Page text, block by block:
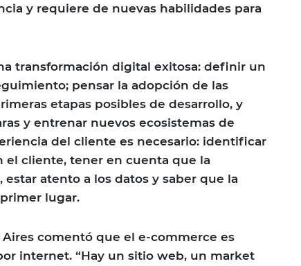
y requiere de nuevas habilidades para
transformación digital exitosa: definir un
pensar la adopción de las
etapas posibles de desarrollo, y
y entrenar nuevos ecosistemas de
del cliente es necesario: identificar
el cliente, tener en cuenta que la
atento a los datos y saber que la
lugar.
Aires comentó que el e-commerce es
internet. “Hay un sitio web, un market